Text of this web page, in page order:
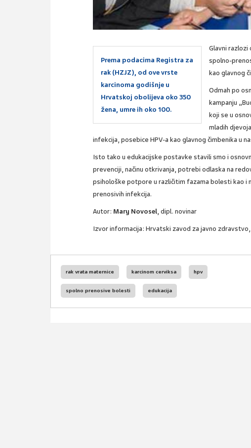
Prema podacima Registra za
rak (HZJZ), od ove vrste
karcinoma godišnje u
Hrvatskoj obolijeva oko 350
žena, umre ih oko 100.
Glavni
spolno-
kao glavnog
Odmah po
kampanju
koji se u
mladih
infekcija, posebice HPV-a kao glavnog čimbenika u
Isto tako u edukacijske postavke stavili smo i
prevenciji, načinu otkrivanja, potrebi odlaska na
psihološke potpore u različitim fazama bolesti kao i
prenosivih infekcija.
Autor: Mary Novosel, dipl. novinar
Izvor informacija: Hrvatski zavod za javno
rak vrata maternice karcinom cerviksa hpv
spolno prenosive bolesti edukacija